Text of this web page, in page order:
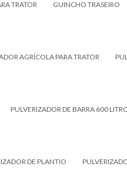
TRATOR GUINCHO TRASEIRO
AGRÍCOLA PARA TRATOR
PULVERIZADOR DE BARRA 600
DE PLANTIO